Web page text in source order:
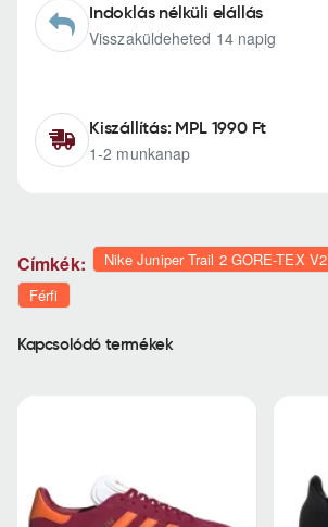
Indoklás nélküli elállás
Visszaküldeheted 14 napig
Kiszállítás: MPL 1990 Ft
1-2 munkanap
Címkék: Nike Juniper Trail 2 GORE-TEX V2
Férfi
Kapcsolódó termékek